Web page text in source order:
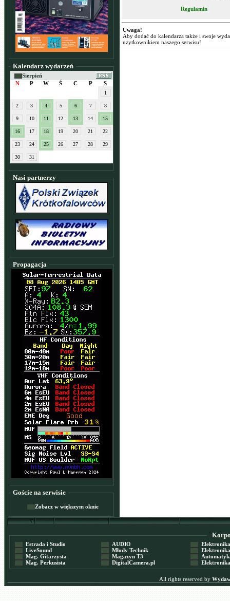
Kalendarz wydarzeń
Sierpień
N
P W Ś C P S
1
2 3 4 5 6 7 8
9 10 11 12 13 14 15
16 17 18 19 20 21 22
23 24 25 26 27 28 29
30 31
Nasi partnerzy
Propagacja
Goście na serwisie
Zobacz w większym oknie
Regulamin
Uwaga!
Aby dodać do kalendarza także i swoje
użytkownikiem naszego serwisu!
Estrada i Studio
LiveSound
Mag. Gitarzysta
Mag. Perkusista
AUDIO
Młody Technik
Magazyn T3
DigitalCamera.pl
Elektronika
Elektronika
Automatyka
Elektronika
All rights reserved by